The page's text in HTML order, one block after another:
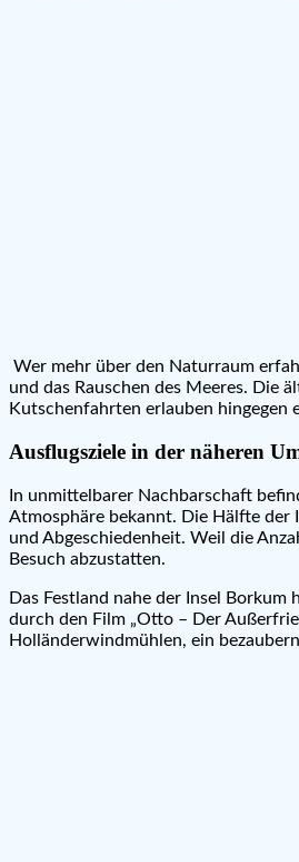
Wer mehr über den Naturraum
und das Rauschen des Meeres. Die
Kutschenfahrten erlauben hingegen
Ausflugsziele in der näheren
In unmittelbarer Nachbarschaft
Atmosphäre bekannt. Die Hälfte
und Abgeschiedenheit. Weil die
Besuch abzustatten.
Das Festland nahe der Insel
durch den Film „Otto – Der
Holländerwindmühlen, ein